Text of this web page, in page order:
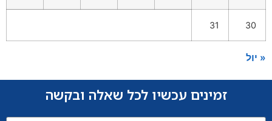
30
31
« יול
זמינים עכשיו לכל שאלה ובקשה